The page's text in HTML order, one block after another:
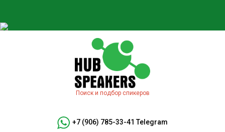
Поиск и подбор спикеров
+7 (906) 785-33-41 Telegram